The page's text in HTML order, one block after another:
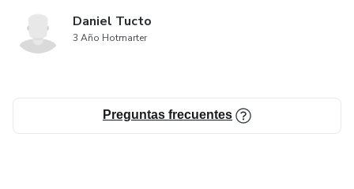
Daniel Tucto
3 Año Hotmarter
Preguntas frecuentes